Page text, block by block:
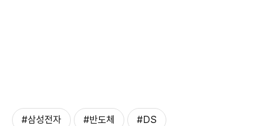
#삼성전자 #반도체 #DS